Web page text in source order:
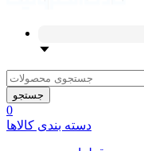
جستجو
0
دسته بندی کالاها